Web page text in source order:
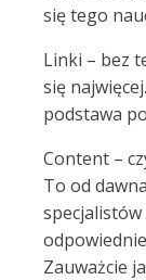
się tego
Linki – bez
się
podstawa
Content –
To od
specjalistów
Zauważcie